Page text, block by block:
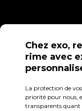
Confidentialité
Chez exo,
rime avec
La protection de
priorité pour nous,
transparents quant